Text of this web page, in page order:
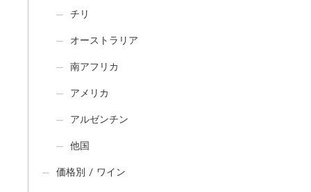
チリ
オーストラリア
南アフリカ
アメリカ
アルゼンチン
他国
価格別 / ワイン